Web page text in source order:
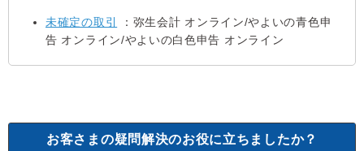
未確定の取引
：弥生会計 オンライン/やよいの青色申
告 オンライン/やよいの白色申告 オンライン
お客さまの疑問解決のお役に立ちましたか？